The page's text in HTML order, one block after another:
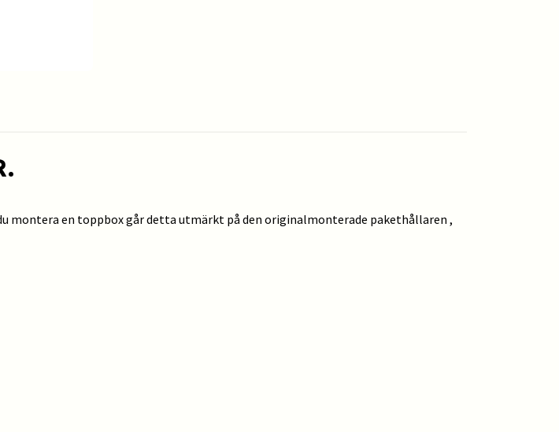
montera en toppbox går detta utmärkt på den originalmonterade pakethållaren ,